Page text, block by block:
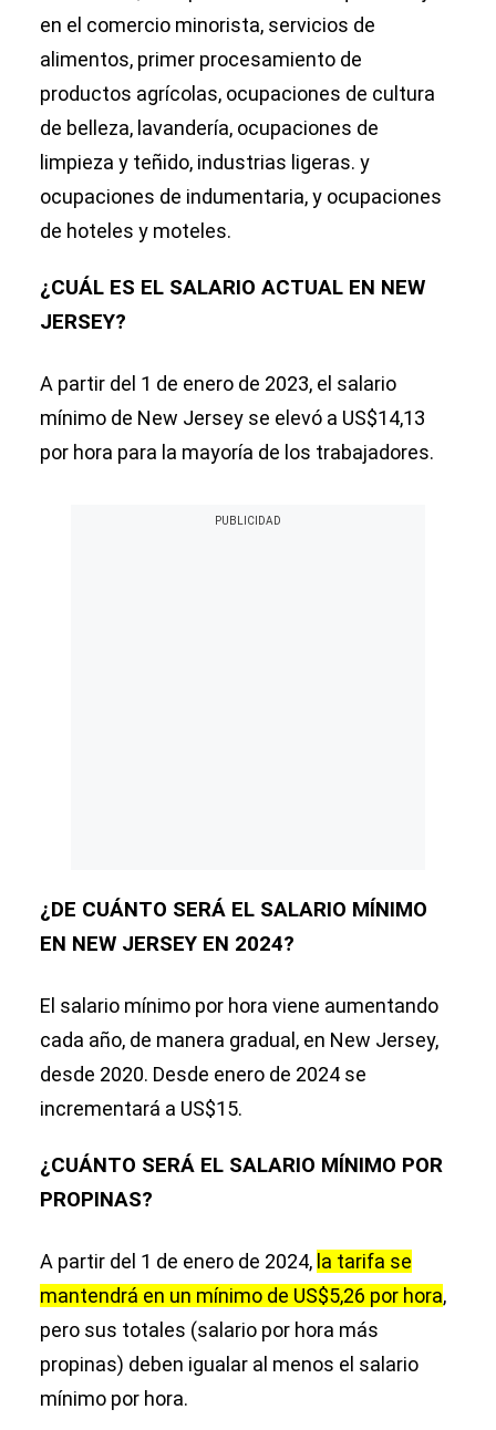
en el comercio minorista, servicios de
alimentos, primer procesamiento de
productos agrícolas, ocupaciones de cultura
de belleza, lavandería, ocupaciones de
limpieza y teñido, industrias ligeras. y
ocupaciones de indumentaria, y ocupaciones
de hoteles y moteles.
¿CUÁL ES EL SALARIO ACTUAL EN NEW
JERSEY?
A partir del 1 de enero de 2023, el salario
mínimo de New Jersey se elevó a US$14,13
por hora para la mayoría de los trabajadores.
¿DE CUÁNTO SERÁ EL SALARIO MÍNIMO
EN NEW JERSEY EN 2024?
El salario mínimo por hora viene aumentando
cada año, de manera gradual, en New Jersey,
desde 2020. Desde enero de 2024 se
incrementará a US$15.
¿CUÁNTO SERÁ EL SALARIO MÍNIMO POR
PROPINAS?
A partir del 1 de enero de 2024, la tarifa se
mantendrá en un mínimo de US$5,26 por hora,
pero sus totales (salario por hora más
propinas) deben igualar al menos el salario
mínimo por hora.